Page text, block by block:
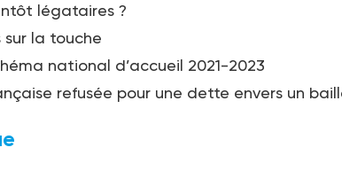
légataires ?
sur la touche
national d’accueil 2021-2023
refusée pour une dette envers un